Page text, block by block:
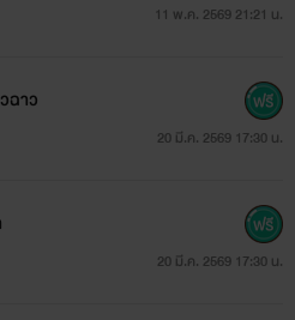
11 พ.ค. 2569 21:21 น.
ฉาว
20 มี.ค. 2569 17:30 น.
20 มี.ค. 2569 17:30 น.